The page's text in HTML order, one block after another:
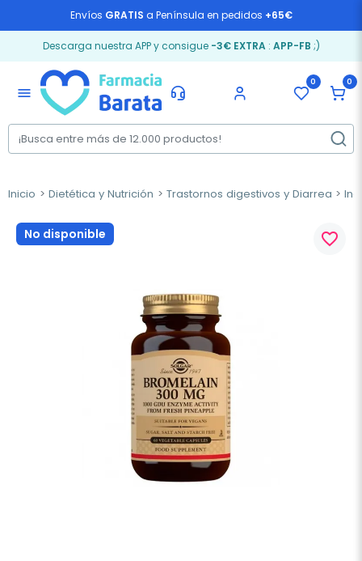
Envíos GRATIS a Península en pedidos +65€
Descarga nuestra APP y consigue -3€ EXTRA: APP-FB ;)
menu
0 0
Inicio Dietética y Nutrición Trastornos digestivos y Diarrea
No disponible favorite_border